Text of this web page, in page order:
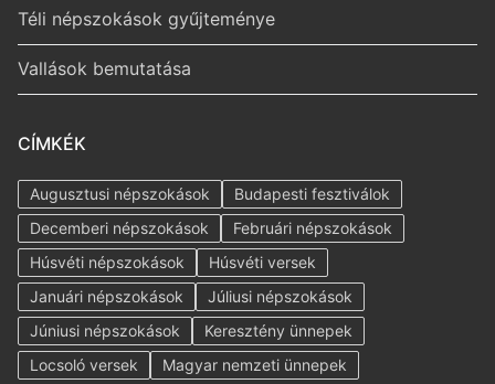
Téli népszokások gyűjteménye
Vallások bemutatása
CÍMKÉK
Augusztusi népszokások
Budapesti fesztiválok
Decemberi népszokások
Februári népszokások
Húsvéti népszokások
Húsvéti versek
Januári népszokások
Júliusi népszokások
Júniusi népszokások
Keresztény ünnepek
Locsoló versek
Magyar nemzeti ünnepek